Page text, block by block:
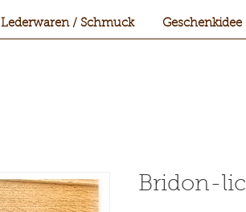
Lederwaren / Schmuck Geschenkidee
Bridon-